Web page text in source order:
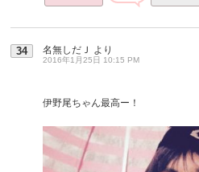
34 名無しだＪ より
2016年1月25日 10:15 PM
伊野尾ちゃん最高ー！